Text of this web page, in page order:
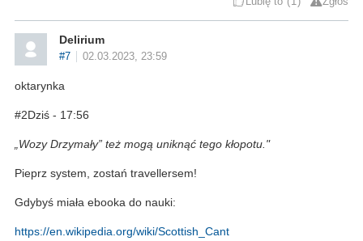
Delirium
#7 02.03.2023, 23:59
oktarynka
#2Dziś - 17:56
„Wozy Drzymały” też mogą uniknąć tego kłopotu."
Pieprz system, zostań travellersem!
Gdybyś miała ebooka do nauki:
https://en.wikipedia.org/wiki/Scottish_Cant